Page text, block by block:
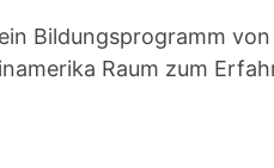
Bildungsprogramm
Raum zum